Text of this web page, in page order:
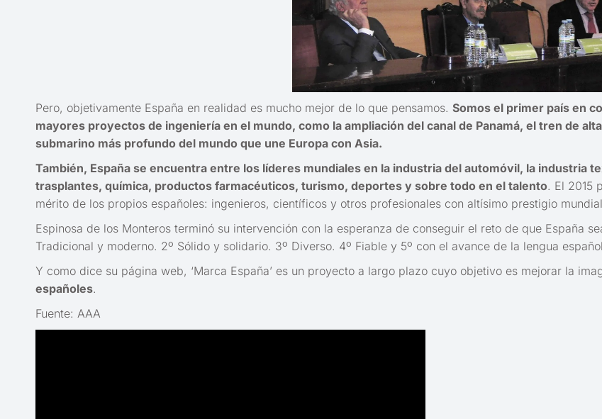
Pero, objetivamente España en realidad es mucho mejor de lo que pensamos. Somos el primer país en
mayores proyectos de ingeniería en el mundo, como la ampliación del canal de Panamá, el tren de
submarino más profundo del mundo que une Europa con Asia.
También, España se encuentra entre los líderes mundiales en la industria del automóvil, la industria
trasplantes, química, productos farmacéuticos, turismo, deportes y sobre todo en el talento. El 2015
mérito de los propios españoles: ingenieros, científicos y otros profesionales con altísimo prestigio
Espinosa de los Monteros terminó su intervención con la esperanza de conseguir el reto de que España
Tradicional y moderno. 2º Sólido y solidario. 3º Diverso. 4º Fiable y 5º con el avance de la lengua
Y como dice su página web, ‘Marca España’ es un proyecto a largo plazo cuyo objetivo es mejorar la
españoles.
Fuente: AAA